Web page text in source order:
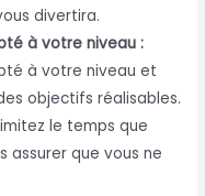
divertira.
à votre niveau :
à votre niveau et
objectifs réalisables.
le temps que
assurer que vous ne